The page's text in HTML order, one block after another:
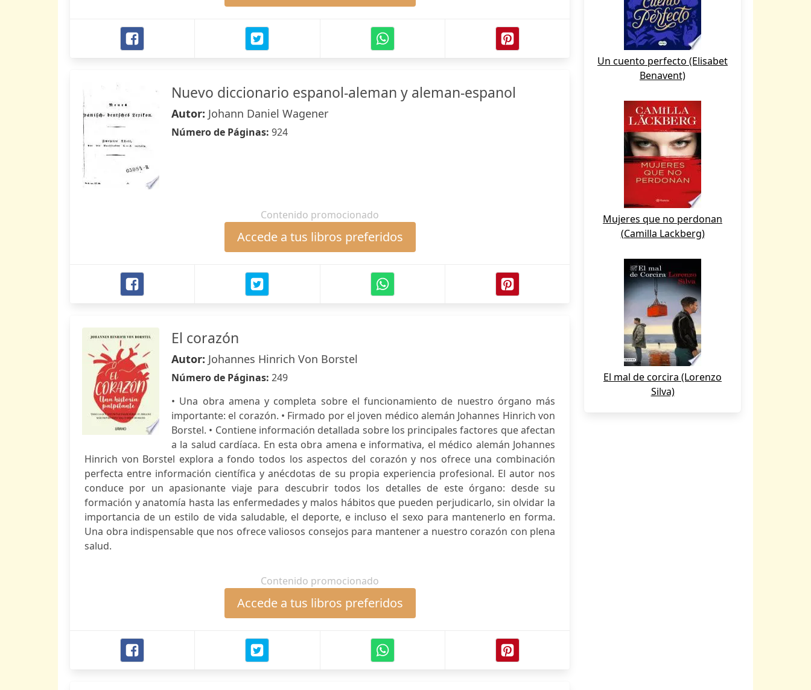
Nuevo diccionario espanol-aleman y aleman-espanol
Autor: Johann Daniel Wagener
Número de Páginas: 924
Contenido promocionado
Accede a tus libros preferidos
El corazón
Autor: Johannes Hinrich Von Borstel
Número de Páginas: 249
• Una obra amena y completa sobre el funcionamiento de nuestro órgano más
importante: el corazón. • Firmado por el joven médico alemán Johannes Hinrich von
Borstel. • Contiene información detallada sobre los principales factores que afectan
a la salud cardíaca. En esta obra amena e informativa, el médico alemán Johannes
Hinrich von Borstel explora a fondo todos los aspectos del corazón y nos ofrece una combinación
perfecta entre información científica y anécdotas de su propia experiencia profesional. El autor nos
conduce por un apasionante viaje para descubrir todos los detalles de este órgano: desde su
formación y anatomía hasta las enfermedades y malos hábitos que pueden perjudicarlo, sin olvidar la
importancia de un estilo de vida saludable, el deporte, e incluso el sexo para mantenerlo en forma.
Una obra indispensable que nos ofrece valiosos consejos para mantener a nuestro corazón con plena
salud.
Contenido promocionado
Accede a tus libros preferidos
Un cuento perfecto (Elisabet
Benavent)
Mujeres que no perdonan
(Camilla Lackberg)
El mal de corcira (Lorenzo
Silva)